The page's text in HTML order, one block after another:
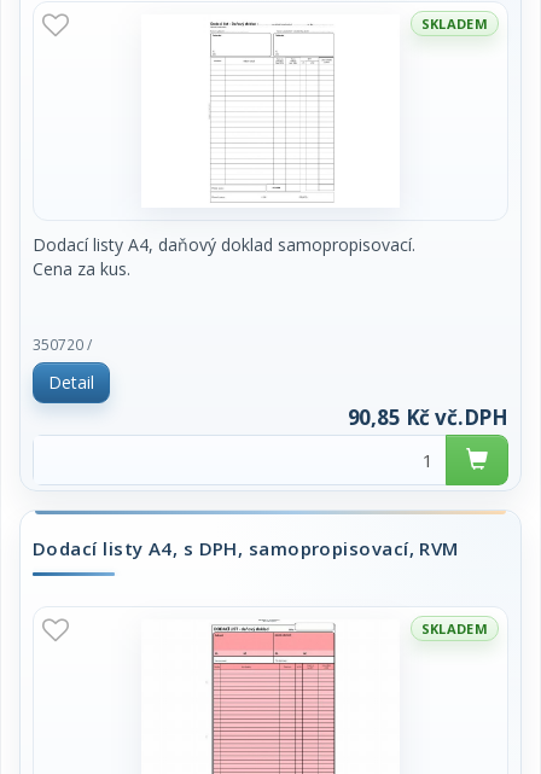
SKLADEM
Dodací listy A4, daňový doklad samopropisovací.
Cena za kus.
350720 /
Detail
90,85 Kč vč.DPH
Dodací listy A4, s DPH, samopropisovací, RVM
SKLADEM